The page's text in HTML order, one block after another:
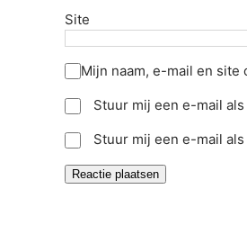
Site
Mijn naam, e-mail en
Stuur mij een e-mail
Stuur mij een e-mail